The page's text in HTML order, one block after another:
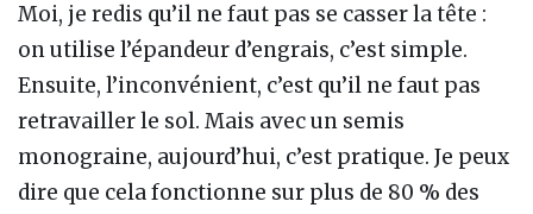
Moi, je redis qu’il ne faut pas se casser la tête :
on utilise l’épandeur d’engrais, c’est simple.
Ensuite, l’inconvénient, c’est qu’il ne faut pas
retravailler le sol. Mais avec un semis
monograine, aujourd’hui, c’est pratique. Je peux
dire que cela fonctionne sur plus de 80 % des